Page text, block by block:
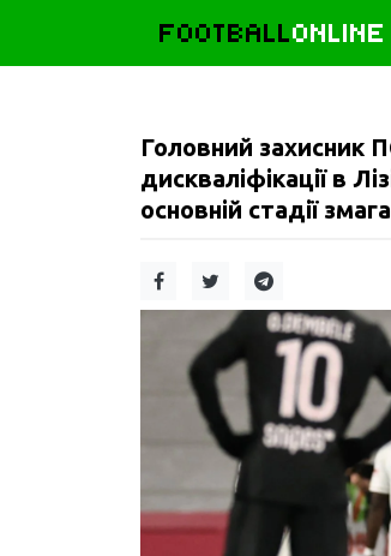
FOOTBALLONLINE
Головний захисник
дискваліфікації в
основній стадії